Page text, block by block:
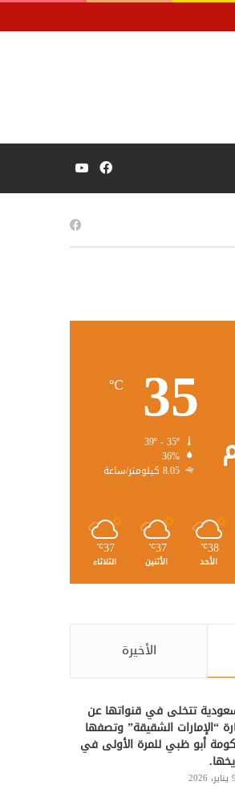
فيسبوك
35
℃
36%
8.05 كيلومتر/ساعة
38
℃
الأحد
37
℃
الأثنين
37
℃
الثلاثاء
الأخيرة
تتخلى في قنواتها عن
“الإمارات الشقيقة” وتصفها
أبو ظبي للمرة الأولى في
9 يناير، 2026